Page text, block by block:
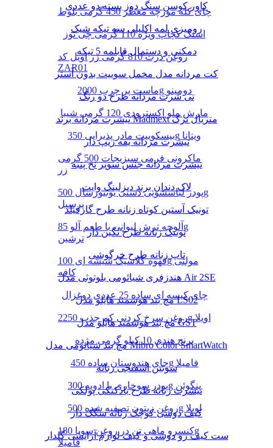
چای کله مورچه معطر 450 گرمی بلوط
اسنک کچاپ ویژه 110 گرمی چی توز
روغن ذرت 810 گرمی زر اویل کد
ZAR01
ماست پر چرب 2000g دومینو
مارش ملو اکسترودی 120 گرمی شیبا
بیسکوییت مادر پذیرایی 350g ویتانا
ماکرونی فرمی سبزیجات 500 گرمی
زر
پودر لباسشویی دستی یونیورسال 500g
پرسیل
آلوچه ترش لیوانی با طعم آلو 85g
ترشین
قهوه کلاسیک شیشه ای 100g مولتی
کافه
چای کیسه ای ساده 25 عددی دوغزال
روغن سرخ کردنی کم جذب 2250g اویلا
برنج هندی 10 کیلو گرمی مژده
چای هندوستان ساده 450g فامیلا
پودر سوخاری با ادویه 300g پنگوئن
روغن زیتون تصفیه شده 500g اویلا
کنسرو ماهی تن در روغن سویا 180g
فامیلا
کاور کوسن سنگ دوز بسته دو عددی
رومیزی لمه اکلیلی سه تیکه شیک
دمکنی و دستمال قابلمه 5 تیکه
کت مردانه مدل مخمل سوییت بدون آستر
تی شرت مردانه طرح دو رنگ
تیشرت مردانه برند Madmext متریال ترک
تیشرت مردانه یقه زیپ دار
تیشرت مردانه جنس سوپر نخ پنبه
لاک دندان برند دیزلینگ وایت
تونیک آستین کوتاه زنانه طرح گارفیلد
تونیک زنانه طرح نگین دار
تاپ زنانه طرح خرگوشی
هندزفری شیائومی بلوتوثی مدل Air 2SE
مچ بند هوشمند هایلو مدل LS02
مچ بند هوشمند هایلو مدل GST
مچ بند شیائومی مدل Mibro Color SmartWatch
سوتین اسفنجی زنانه
تیشرت زنانه طرح بادکنکی پولکی
کیف دوشی کوچک زنانه سگک دار
ست کیف رو دوشی و کیف لوازم آرایشی گلدار